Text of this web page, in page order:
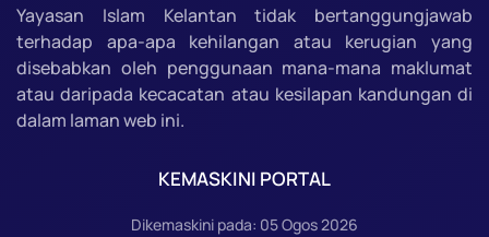
Yayasan Islam Kelantan tidak bertanggungjawab
terhadap apa-apa kehilangan atau kerugian yang
disebabkan oleh penggunaan mana-mana maklumat
atau daripada kecacatan atau kesilapan kandungan di
dalam laman web ini.
KEMASKINI PORTAL
Dikemaskini pada: 05 Ogos 2026